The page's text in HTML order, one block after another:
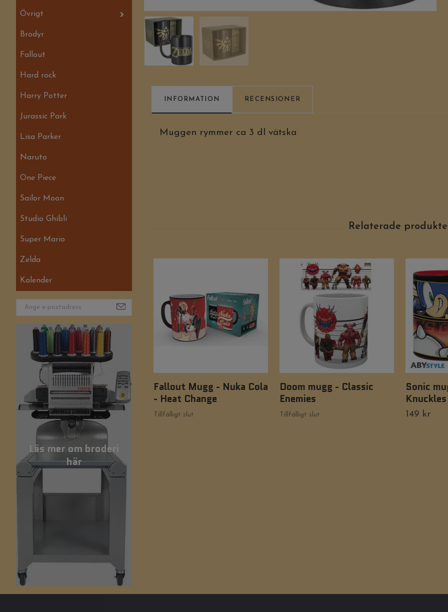
Övrigt
Brodyr
Fallout
Hard rock
Harry Potter
Jurassic Park
Lisa Parker
Naruto
One Piece
Sailor Moon
Studio Ghibli
Super Mario
Zelda
Kalender
Läs mer om broderi
här
INFORMATION RECENSIONER
Muggen rymmer ca 3 dl vätska
Fallout Mugg - Nuka Cola
- Heat Change
Tillfälligt slut
Doom mugg - Classic
Enemies
Tillfälligt slut
Sonic
Knuckles
149 kr